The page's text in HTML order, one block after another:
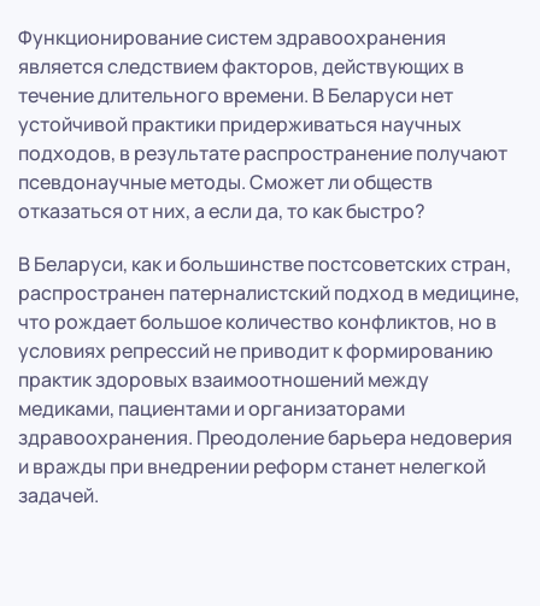
Функционирование систем здравоохранения
является следствием факторов, действующих в
течение длительного времени. В Беларуси нет
устойчивой практики придерживаться научных
подходов, в результате распространение получают
псевдонаучные методы. Сможет ли обществ
отказаться от них, а если да, то как быстро?
В Беларуси, как и большинстве постсоветских стран,
распространен патерналистский подход в медицине,
что рождает большое количество конфликтов, но в
условиях репрессий не приводит к формированию
практик здоровых взаимоотношений между
медиками, пациентами и организаторами
здравоохранения. Преодоление барьера недоверия
и вражды при внедрении реформ станет нелегкой
задачей.